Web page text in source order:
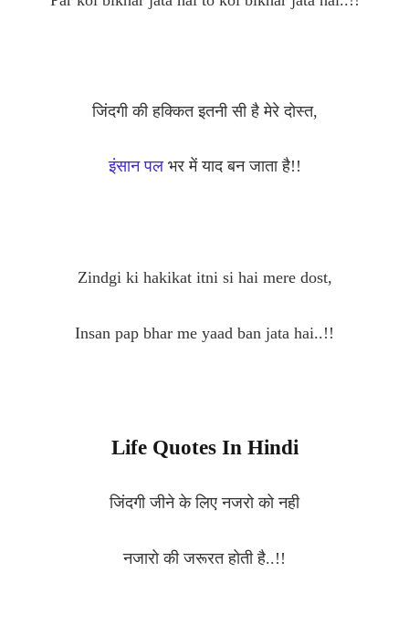
जिंदगी की हक्कित इतनी सी है मेरे दोस्त,
इंसान पलभर में याद बन जाता है!!
Zindgi ki hakikat itni si hai mere dost,
Insan pap bhar me yaad ban jata hai..!!
Life Quotes In Hindi
जिंदगी जीने के लिए नजरो को नही
नजारो की जरूरत होती है..!!